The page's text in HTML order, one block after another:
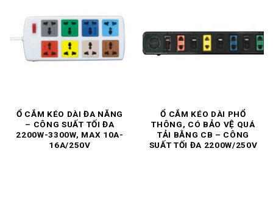
Ổ CẮM KÉO DÀI ĐA NĂNG
– CÔNG SUẤT TỐI ĐA
2200W-3300W, MAX 10A-
16A/250V
Ổ CẮM KÉO DÀI PHỔ
THÔNG, CÓ BẢO VỆ QUÁ
TẢI BẰNG CB – CÔNG
SUẤT TỐI ĐA 2200W/250V